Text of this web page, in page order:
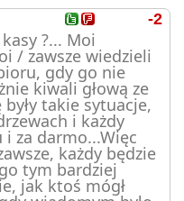
-2
?... Moi
/ zawsze wiedzieli
gdy go nie
kiwali głową ze
takie sytuacje,
i każdy
za darmo...Więc
każdy będzie
tym bardziej
jak ktoś mógł